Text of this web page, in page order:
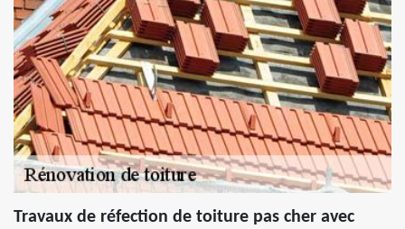
Travaux de réfection de toiture pas cher avec